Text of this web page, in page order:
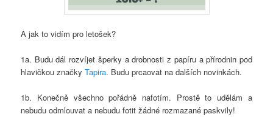
A jak to vidím pro letošek?
1a. Budu dál rozvíjet šperky a drobnosti z papíru a přírodnin pod
hlavičkou značkyTapira. Budu prcaovat na dalších novinkách.
1b. Konečně všechno pořádně nafotím. Prostě to udělám a
nebudu odmlouvat a nebudu fotit žádné rozmazané paskvily!